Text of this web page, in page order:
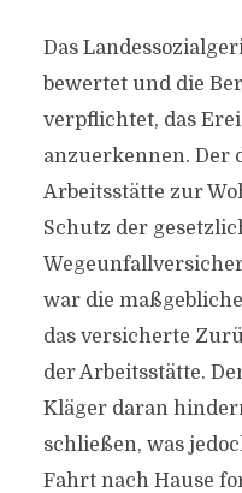
Das
bewertet und die
verpflichtet, das
anzuerkennen. Der
Arbeitsstätte zur
Schutz der
war die
das versicherte
der Arbeitsstätte.
Kläger daran
schließen, was
Fahrt nach Hause